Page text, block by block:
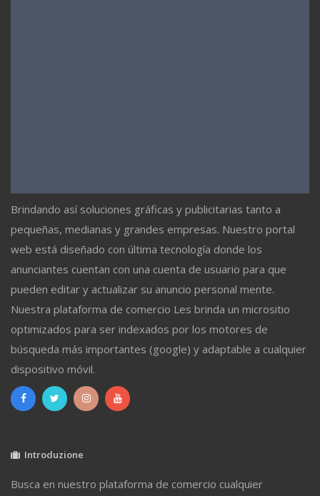
Brindando así soluciones gráficas y publicitarias tanto a
pequeñas, medianas y grandes empresas. Nuestro portal
web está diseñado con última tecnología donde los
anunciantes cuentan con una cuenta de usuario para que
pueden editar y actualizar su anuncio personal mente.
Nuestra plataforma de comercio Les brinda un micrositio
optimizados para ser indexados por los motores de
búsqueda más importantes (google) y adaptable a cualquier
dispositivo móvil.
Introduzione
Busca en nuestro plataforma de comercio cualquier